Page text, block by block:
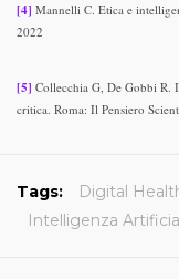
[4] Mannelli C. Etica e
2022
[5] Collecchia G, De Gobbi R.
critica. Roma: Il Pensiero
Tags: Digital
Intelligenza